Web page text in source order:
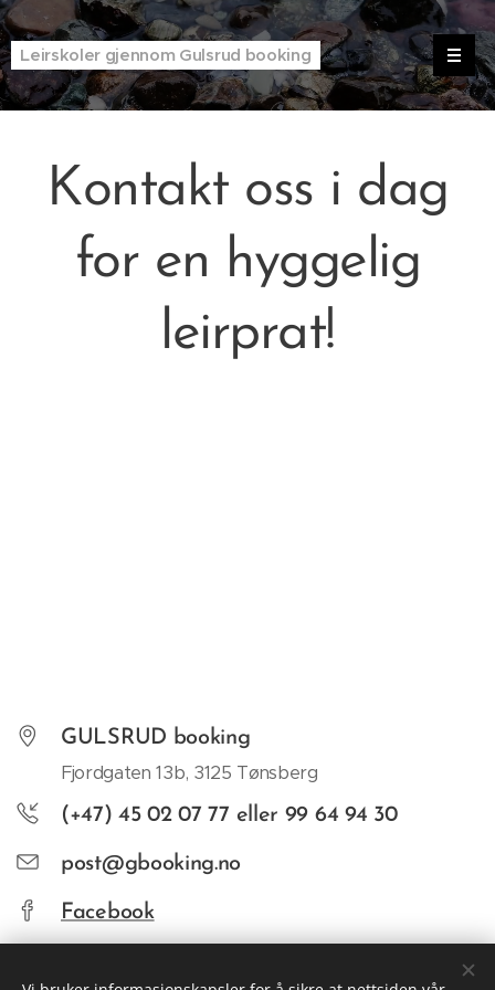
Leirskoler gjennom Gulsrud booking
Kontakt oss i dag
for en hyggelig
leirprat!
GULSRUD booking
Fjordgaten 13b, 3125 Tønsberg
(+47) 45 02 07 77 eller 99 64 94 30
post@gbooking.no
Facebook